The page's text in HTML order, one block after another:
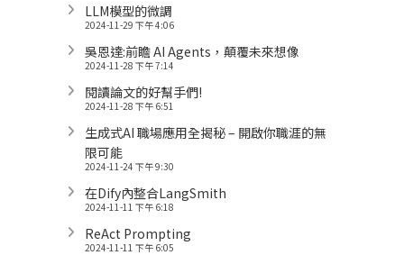
LLM模型的微調
2024-11-29 下午 4:06
吳恩達:前瞻 AI Agents，顛覆未來想像
2024-11-28 下午 7:14
閱讀論文的好幫手們!
2024-11-28 下午 6:51
生成式AI 職場應用全揭秘 – 開啟你職涯的無
限可能
2024-11-24 下午 9:30
在Dify內整合LangSmith
2024-11-11 下午 6:18
ReAct Prompting
2024-11-11 下午 6:05